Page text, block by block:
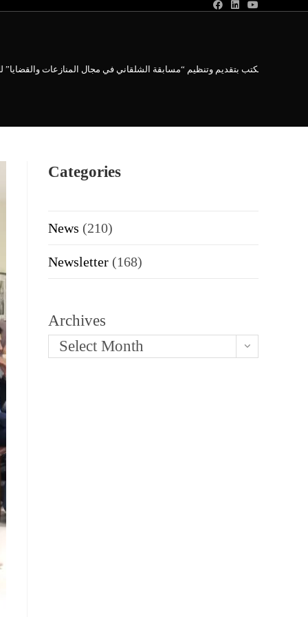
​​يتشرف المكتب بتقديم وتنظيم “مسابقة الشلقاني في مجال المنازعات والقضايا”
Categories
News (210)
Newsletter (168)
Archives
Select Month